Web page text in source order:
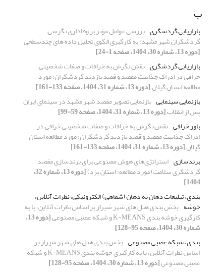
ب
بازاریابی گردشگری بررسی عوامل مؤثر بر وفاداری نگرشی
گردشگران شهر مشهد: به کارگیری الگوی تحلیل داده ‏های چندسطحی
[دوره 13، شماره 30، 1404، صفحه 1-24]
بازاریابی گردشگری نقش نگرش به خرافات و صفات شخصیتی
خرافی در ادراک جذابیت مقصد و قصد بازدید گردشگران: مورد
مطالعه استان گیلان[دوره 13، شماره 31، 1404، صفحه 133-161]
بازنمایی سینمایی بازنمایی تصویر مقصد شهر مشهد در سینمای ایران
پس از انقلاب[دوره 13، شماره 31، 1404، صفحه 59-99]
باور خرافی نقش نگرش به خرافات و صفات شخصیتی خرافی در
ادراک جذابیت مقصد و قصد بازدید گردشگران: مورد مطالعه استان
گیلان[دوره 13، شماره 31، 1404، صفحه 133-161]
برندسازی استراتژی‌های هوش مصنوعی برای برندسازی مقصد
گردشگری سلامت (مورد مطالعه: استان یزد) [دوره 13، شماره 32،
1404]
بندی، تبلیغات دهان به دهان (شفاهی) الکترونیکی، نظرات آنلاین،
خوشه­ بخش ­بندی هتل­ های شهر شیراز بر اساس نظرات آنلاین، با به
کارگیری خوشه­ بندی K-MEANS و شبکه عصبی مصنوعی [دوره 13،
شماره 30، 1404، صفحه 95-128]
بندی، شبکه عصبی مصنوعی بخش ­بندی هتل­ های شهر شیراز بر
اساس نظرات آنلاین، با به کارگیری خوشه­ بندی K-MEANS و شبکه
عصبی مصنوعی[دوره 13، شماره 30، 1404، صفحه 95-128]